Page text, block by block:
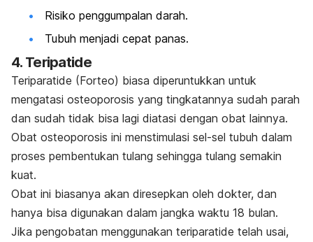
Risiko penggumpalan darah.
Tubuh menjadi cepat panas.
4. Teripatide
Teriparatide (Forteo) biasa diperuntukkan untuk
mengatasi osteoporosis yang tingkatannya sudah parah
dan sudah tidak bisa lagi diatasi dengan obat lainnya.
Obat osteoporosis ini menstimulasi sel-sel tubuh dalam
proses pembentukan tulang sehingga tulang semakin
kuat.
Obat ini biasanya akan diresepkan oleh dokter, dan
hanya bisa digunakan dalam jangka waktu 18 bulan.
Jika pengobatan menggunakan teriparatide telah usai,